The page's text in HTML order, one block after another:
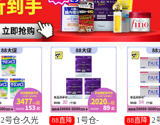
2号仓-久光
88直降
1号仓-
88直降
2